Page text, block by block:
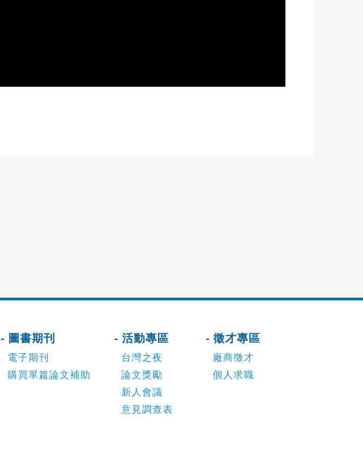
- 圖書期刊
電子期刊
購買單篇論文補助
- 活動專區
台灣之夜
論文獎勵
新人會議
意見調查表
- 徵才專區
廠商徵才
個人求職